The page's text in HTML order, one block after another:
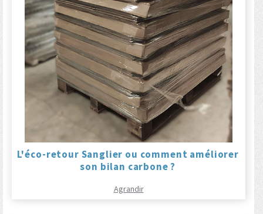
L'éco-retour Sanglier ou comment améliorer
son bilan carbone ?
Agrandir